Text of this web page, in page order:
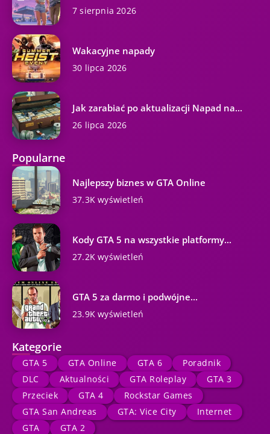
7 sierpnia 2026
Wakacyjne napady
30 lipca 2026
Jak zarabiać po aktualizacji Napad na...
26 lipca 2026
Popularne
Najlepszy biznes w GTA Online
37.3K wyświetleń
Kody GTA 5 na wszystkie platformy...
27.2K wyświetleń
GTA 5 za darmo i podwójne...
23.9K wyświetleń
Kategorie
GTA 5 GTA Online GTA 6
Poradnik
DLC
Aktualności GTA Roleplay
GTA 3
Przeciek
GTA 4
Rockstar Games
GTA San Andreas
GTA: Vice City
Internet
GTA
GTA 2